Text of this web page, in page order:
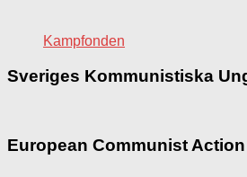
Kampfonden
Sveriges Kommunistiska
European Communist Action